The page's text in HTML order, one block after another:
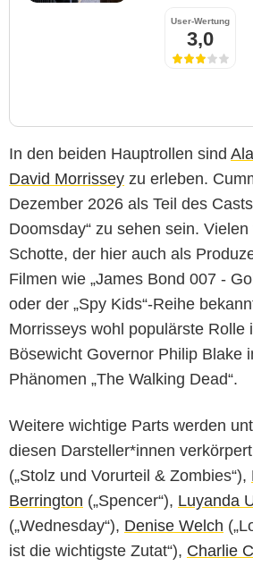
User-Wertung
3,0
In den beiden Hauptrollen sind
David Morrissey zu erleben.
Dezember 2026 als Teil des
Doomsday“ zu sehen sein.
Schotte, der hier auch als
Filmen wie „James Bond 007 -
oder der „Spy Kids“-Reihe
Morrisseys wohl populärste Rolle
Bösewicht Governor Philip Blake
Phänomen „The Walking Dead“.
Weitere wichtige Parts werden
diesen Darsteller*innen
(„Stolz und Vorurteil & Zombies“),
Berrington („Spencer“), Luyanda
(„Wednesday“), Denise Welch
ist die wichtigste Zutat“), Charlie